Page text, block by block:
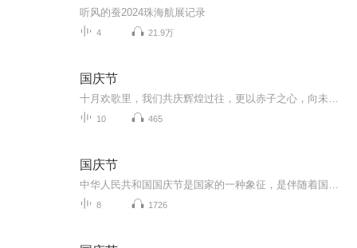
听风的蚕2024珠海航展记录
4 21.9万
国庆节
10 465
国庆节
8 1726